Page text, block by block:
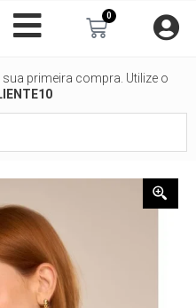
0
Carrinho
sua primeira compra. Utilize o